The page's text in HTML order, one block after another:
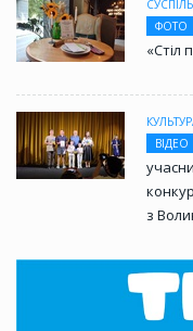
ФОТО
«Стіл
ВІДЕО
з